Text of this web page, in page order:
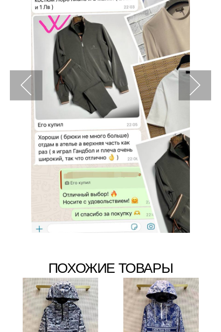
ПОХОЖИЕ ТОВАРЫ